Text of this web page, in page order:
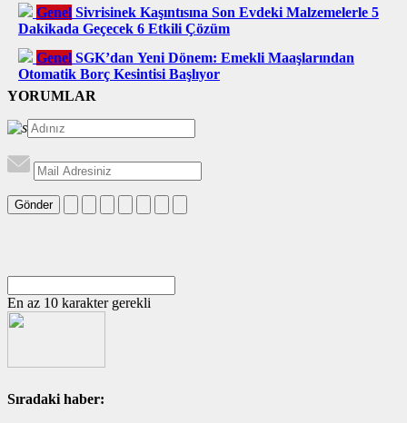
Genel Sivrisinek Kaşıntısına Son Evdeki Malzemelerle 5
Dakikada Geçecek 6 Etkili Çözüm
Genel SGK’dan Yeni Dönem: Emekli Maaşlarından
Otomatik Borç Kesintisi Başlıyor
YORUMLAR
Gönder
En az 10 karakter gerekli
Sıradaki haber: